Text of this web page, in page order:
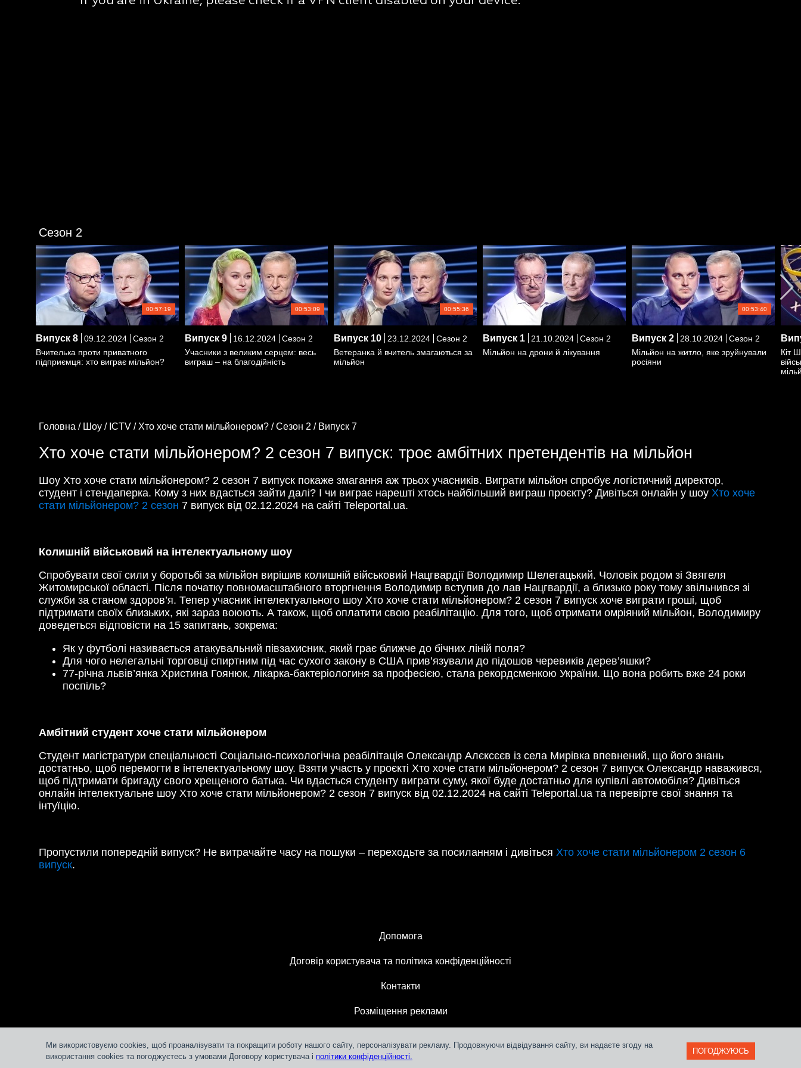
Ми використовуємо cookies, щоб проаналізувати та покращити роботу нашого сайту, персоналізувати рекламу. Продовжуючи відвідування сайту, ви надаєте згоду на
використання cookies та погоджуєтесь з умовами Договору користувача і політики конфіденційності.
ПОГОДЖУЮСЬ
Сезон 2
00:57:19
Випуск 8 09.12.2024
Сезон 2
Вчителька проти приватного
підприємця: хто виграє мільйон?
00:53:09
Випуск 9 16.12.2024
Сезон 2
Учасники з великим серцем: весь
виграш – на благодійність
00:55:36
Випуск 10 23.12.2024
Сезон 2
Ветеранка й вчитель змагаються за
мільйон
Випуск 1 21.10.2024
Сезон 2
Мільйон на дрони й лікування
00:53:40
Випуск 2 28.10.2024
Сезон 2
Мільйон на житло, яке зруйнували
росіяни
Кіт
Головна / Шоу / ICTV / Хто хоче стати мільйонером? /Сезон 2 / Випуск 7
Хто хоче стати мільйонером? 2 сезон 7 випуск: троє амбітних претендентів на мільйон
Шоу Хто хоче стати мільйонером? 2 сезон 7 випуск покаже змагання аж трьох учасників. Виграти мільйон спробує логістичний директор,
студент і стендаперка. Кому з них вдасться зайти далі? І чи виграє нарешті хтось найбільший виграш проєкту? Дивіться онлайн у шоу Хто хоче
стати мільйонером? 2 сезон 7 випуск від 02.12.2024 на сайті Teleportal.ua.
Колишній військовий на інтелектуальному шоу
Спробувати свої сили у боротьбі за мільйон вирішив колишній військовий Нацгвардії Володимир Шелегацький. Чоловік родом зі Звягеля
Житомирської області. Після початку повномасштабного вторгнення Володимир вступив до лав Нацгвардії, а близько року тому звільнився зі
служби за станом здоров’я. Тепер учасник інтелектуального шоу Хто хоче стати мільйонером? 2 сезон 7 випуск хоче виграти гроші, щоб
підтримати своїх близьких, які зараз воюють. А також, щоб оплатити свою реабілітацію. Для того, щоб отримати омріяний мільйон, Володимиру
доведеться відповісти на 15 запитань, зокрема:
Як у футболі називається атакувальний півзахисник, який грає ближче до бічних ліній поля?
Для чого нелегальні торговці спиртним під час сухого закону в США прив’язували до підошов черевиків дерев’яшки?
77-річна львів’янка Христина Гоянюк, лікарка-бактеріологиня за професією, стала рекордсменкою України. Що вона робить вже 24 роки
поспіль?
Амбітний студент хоче стати мільйонером
Студент магістратури спеціальності Соціально-психологічна реабілітація Олександр Алєксєєв із села Мирівка впевнений, що його знань
достатньо, щоб перемогти в інтелектуальному шоу. Взяти участь у проєкті Хто хоче стати мільйонером? 2 сезон 7 випуск Олександр наважився,
щоб підтримати бригаду свого хрещеного батька. Чи вдасться студенту виграти суму, якої буде достатньо для купівлі автомобіля? Дивіться
онлайн інтелектуальне шоу Хто хоче стати мільйонером? 2 сезон 7 випуск від 02.12.2024 на сайті Teleportal.ua та перевірте свої знання та
інтуїцію.
Пропустили попередній випуск? Не витрачайте часу на пошуки – переходьте за посиланням і дивіться Хто хоче стати мільйонером 2 сезон 6
випуск.
Допомога
Договір користувача та політика конфіденційності
Контакти
Розміщення реклами
Teleportal © 2018-2026СЛМ ОНЛАЙН МЕДІА